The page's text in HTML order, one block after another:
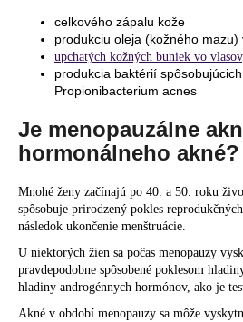
celkového zápalu kože
produkciu oleja (kožného mazu)
upchatých kožných buniek vo
produkcia baktérií
Propionibacterium acnes
Je menopauzálne
hormonálneho akné?
Mnohé ženy začínajú po 40. a 50. roku
spôsobuje prirodzený pokles
následok ukončenie menštruácie.
U niektorých žien sa počas menopauzy
pravdepodobne spôsobené poklesom
hladiny androgénnych hormónov, ako je
Akné v období menopauzy sa môže